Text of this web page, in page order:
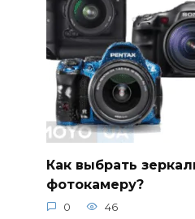
Как выбрать
фотокамеру?
0 46